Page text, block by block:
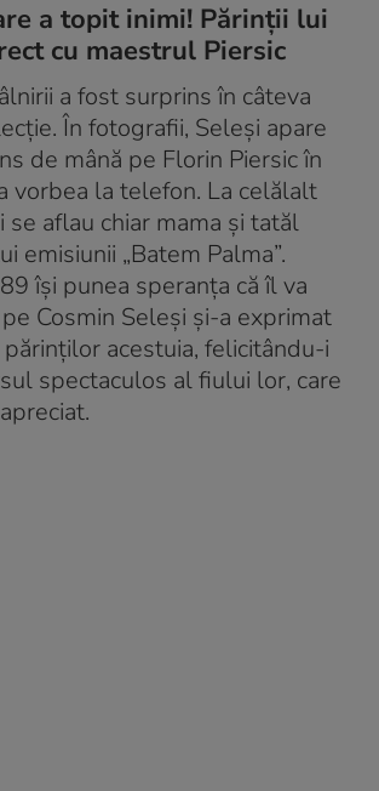
a topit inimi! Părinții lui
cu maestrul Piersic
a fost surprins în câteva
În fotografii, Seleși apare
de mână pe Florin Piersic în
vorbea la telefon. La celălalt
se aflau chiar mama și tatăl
emisiunii „Batem Palma”.
își punea speranța că îl va
pe Cosmin Seleși și-a exprimat
acestuia, felicitându-i
spectaculos al fiului lor, care